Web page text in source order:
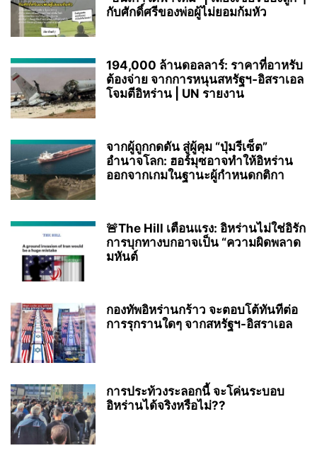
กับศักดิ์ศรีของพ่อผู้ไม่ยอมก้มหัว
194,000 ล้านดอลลาร์: ราคาที่อาหรับ
ต้องจ่าย จากการหนุนสหรัฐฯ‑อิสราเอล
โจมตีอิหร่าน | UN รายงาน
จากผู้ถูกกดดัน สู่ผู้คุม “ปุ่มรีเซ็ต”
อำนาจโลก: ฮอร์มุซอาจทำให้อิหร่าน
ออกจากเกมในฐานะผู้กำหนดกติกา
🚨The Hill เตือนแรง: อิหร่านไม่ใช่อิรัก
การบุกทางบกอาจเป็น “ความผิดพลาด
มหันต์
กองทัพอิหร่านกร้าว จะตอบโต้ทันทีต่อ
การรุกรานใดๆ จากสหรัฐฯ-อิสราเอล
การประท้วงระลอกนี้ จะโค่นระบอบ
อิหร่านได้จริงหรือไม่??